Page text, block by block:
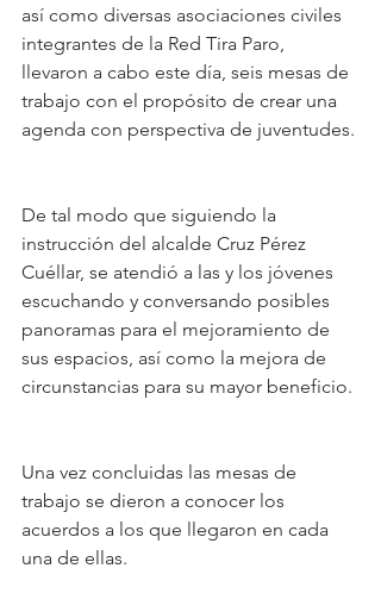
así como diversas asociaciones civiles
integrantes de la Red Tira Paro,
llevaron a cabo este día, seis mesas de
trabajo con el propósito de crear una
agenda con perspectiva de juventudes.
De tal modo que siguiendo la
instrucción del alcalde Cruz Pérez
Cuéllar, se atendió a las y los jóvenes
escuchando y conversando posibles
panoramas para el mejoramiento de
sus espacios, así como la mejora de
circunstancias para su mayor beneficio.
Una vez concluidas las mesas de
trabajo se dieron a conocer los
acuerdos a los que llegaron en cada
una de ellas.